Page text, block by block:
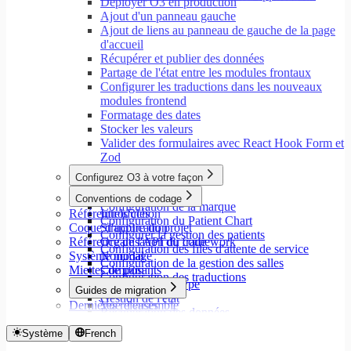
Ajout d'un panneau gauche
Ajout de liens au panneau de gauche de la page
d'accueil
Récupérer et publier des données
Partage de l'état entre les modules frontaux
Configurer les traductions dans les nouveaux
modules frontend
Formatage des dates
Stocker les valeurs
Valider des formulaires avec React Hook Form et
Zod
Configurez O3 à votre façon
Aperçu
Configuration de la marque
Configuration du Patient Chart
Configurer la gestion des patients
Configuration des files d'attente de service
Configuration de la gestion des salles
Configuration des traductions
Conventions de codage
Introduction
Structure du projet
Organisation du code
Nommage
Composants
Annotations de type
Gestion de l'état
Récupération des données
États de chargement
Mutations et effets secondaires
Référentiels clés
Coque d'application
Référence de l'API du framework
Système modal
Miettes de pain
Guides de migration
Vue d'ensemble
Migrer vers Rspack et Vitest
Dernières releases
Système French